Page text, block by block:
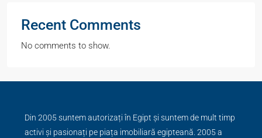
Recent Comments
No comments to show.
Din 2005 suntem autorizați în Egipt și suntem de mult timp
activi și pasionați pe piața imobiliară egipteană. 2005 a